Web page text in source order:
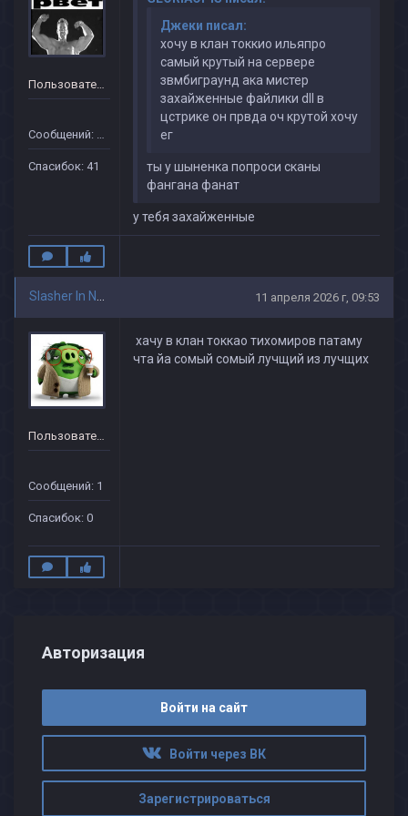
Пользователь
Сообщений: 34
Спасибок: 41
Джеки писал:
хочу в клан токкио ильяпро
самый крутый на сервере
звмбиграунд ака мистер
захайженные файлики dll в
цстрике он првда оч крутой хочу
ег
ты у шыненка попроси сканы
фангана фанат
у тебя захайженные
11 апреля 2026 г, 09:53
Пользователь
Сообщений: 1
Спасибок: 0
хачу в клан токкао тихомиров патаму
чта йа сомый сомый лучщий из лучщих
Авторизация
Войти на сайт
Войти через ВК
Зарегистрироваться